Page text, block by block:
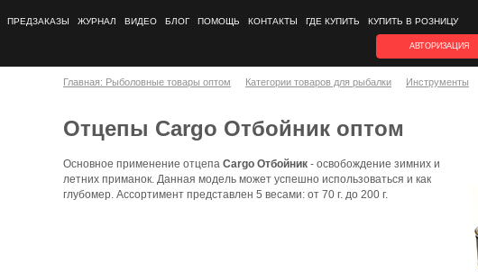
ПРЕДЗАКАЗЫ ЖУРНАЛ ВИДЕО БЛОГ ПОМОЩЬ КОНТАКТЫ ГДЕ КУПИТЬ КУПИТЬ В РОЗНИЦУ
АВТОРИЗАЦИЯ
Главная: Рыболовные товары оптом Категории товаров для рыбалки Инструменты
Отцепы Cargo Отбойник оптом
Основное применение отцепа Cargo Отбойник - освобождение зимних и
летних приманок. Данная модель может успешно использоваться и как
глубомер. Ассортимент представлен 5 весами: от 70 г. до 200 г.